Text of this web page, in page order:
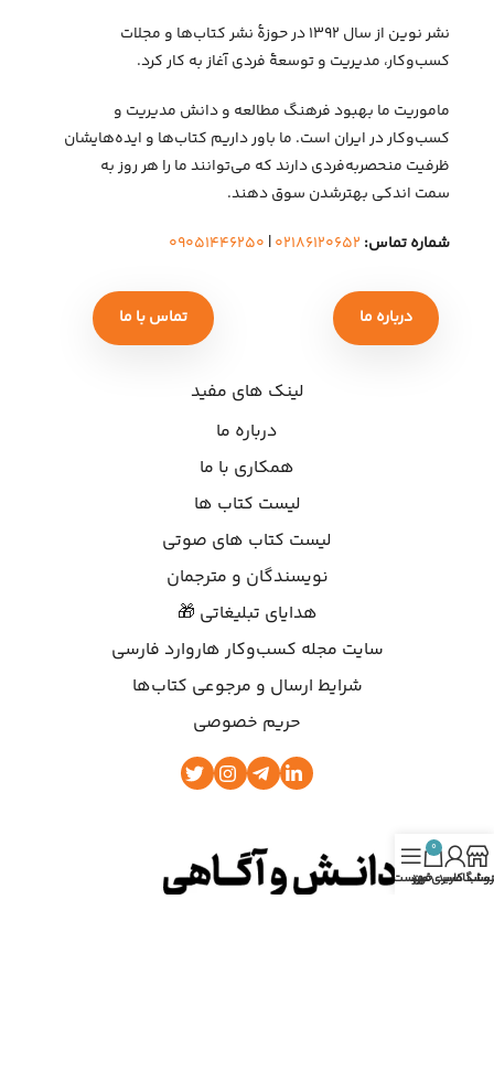
نشر نوین از سال ۱۳۹۲ در حوزهٔ نشر کتاب‌ها و مجلات
کسب‌وکار، مدیریت و توسعهٔ فردی آغاز به کار کرد.
ماموریت ما بهبود فرهنگ مطالعه و دانش مدیریت و
کسب‌وکار در ایران است. ما باور داریم کتاب‌ها و ایده‌هایشان
ظرفیت منحصربه‌فردی دارند که می‌توانند ما را هر روز به
سمت اندکی بهتر‌شدن سوق دهند.
شماره تماس: ۰۲۱۸۶۱۲۰۶۵۲| ۰۹۰۵۱۴۴۶۲۵۰
درباره ما تماس با ما
لینک های مفید
درباره ما
همکاری با ما
لیست کتاب ها
لیست کتاب های صوتی
نویسندگان و مترجمان
هدایای تبلیغاتی 🎁
سایت مجله کسب‌وکار هاروارد فارسی
شرایط ارسال و مرجوعی کتاب‌ها
حریم خصوصی
کاربری من
0
سبد خریدفهرست